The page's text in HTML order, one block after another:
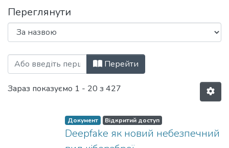
Переглянути
Перегляд Бакалаврські роботи (ІБ) за
Перейти
Зараз показуємо 1 - 20 з 427
Документ Відкритий доступ
Deepfake як новий небезпечний